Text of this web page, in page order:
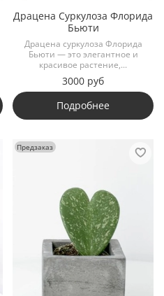
Драцена Суркулоза Флорида
Бьюти
Драцена суркулоза Флорида
Бьюти — это элегантное и
красивое растение,...
3000 руб
Подробнее
Предзаказ